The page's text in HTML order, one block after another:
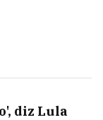
diz Lula